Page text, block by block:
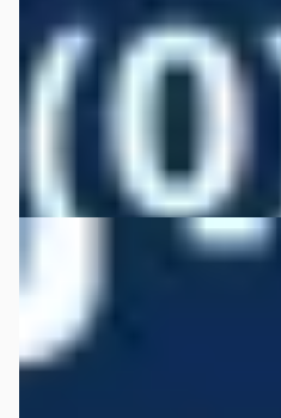
2018 · 72.681 km · Benzine ·
Autobedrijf Wiefferink
·
Bekijk aanbieding →
Ford Puma 2020
1.0 EcoBoost Hybrid Titanium
€ 19.950